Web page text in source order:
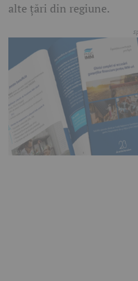
alte țări din regiune.